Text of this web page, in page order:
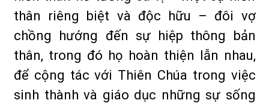
thân riêng biệt và độc hữu – đôi vợ
chồng hướng đến sự hiệp thông bản
thân, trong đó họ hoàn thiện lẫn nhau,
để cộng tác với Thiên Chúa trong việc
sinh thành và giáo dục những sự sống